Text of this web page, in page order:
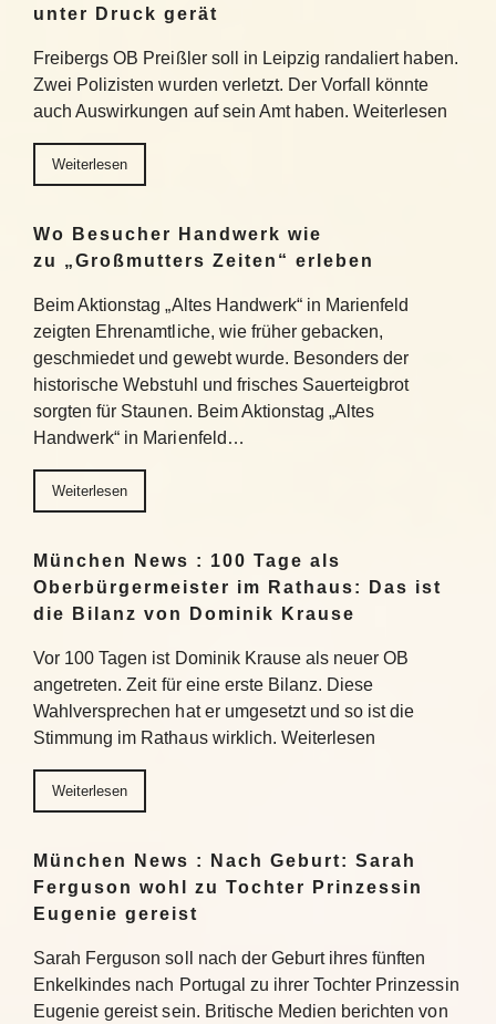
unter Druck gerät
Freibergs OB Preißler soll in Leipzig randaliert haben.
Zwei Polizisten wurden verletzt. Der Vorfall könnte
auch Auswirkungen auf sein Amt haben. Weiterlesen
Weiterlesen
Wo Besucher Handwerk wie
zu „Großmutters Zeiten“ erleben
Beim Aktionstag „Altes Handwerk“ in Marienfeld
zeigten Ehrenamtliche, wie früher gebacken,
geschmiedet und gewebt wurde. Besonders der
historische Webstuhl und frisches Sauerteigbrot
sorgten für Staunen. Beim Aktionstag „Altes
Handwerk“ in Marienfeld…
Weiterlesen
München News : 100 Tage als
Oberbürgermeister im Rathaus: Das ist
die Bilanz von Dominik Krause
Vor 100 Tagen ist Dominik Krause als neuer OB
angetreten. Zeit für eine erste Bilanz. Diese
Wahlversprechen hat er umgesetzt und so ist die
Stimmung im Rathaus wirklich. Weiterlesen
Weiterlesen
München News : Nach Geburt: Sarah
Ferguson wohl zu Tochter Prinzessin
Eugenie gereist
Sarah Ferguson soll nach der Geburt ihres fünften
Enkelkindes nach Portugal zu ihrer Tochter Prinzessin
Eugenie gereist sein. Britische Medien berichten von